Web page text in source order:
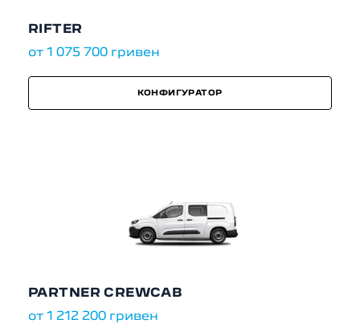
RIFTER
от 1 075 700 гривен
КОНФИГУРАТОР
PARTNER CREWCAB
от 1 212 200 гривен